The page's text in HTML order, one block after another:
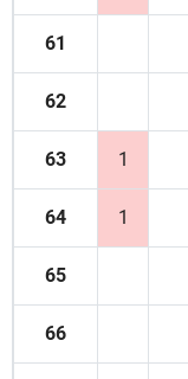
61
62
63 1
64 1
65
66